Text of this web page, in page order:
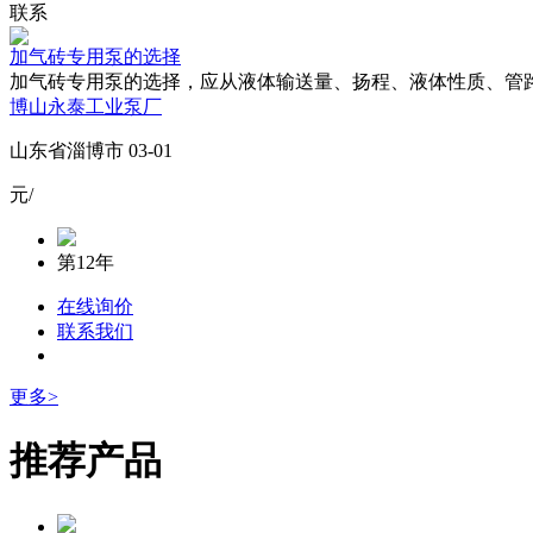
联系
加气砖专用泵的选择
加气砖专用泵的选择，应从液体输送量、扬程、液体性质、管
博山永泰工业泵厂
山东省淄博市 03-01
元/
第12年
在线询价
联系我们
更多>
推荐产品